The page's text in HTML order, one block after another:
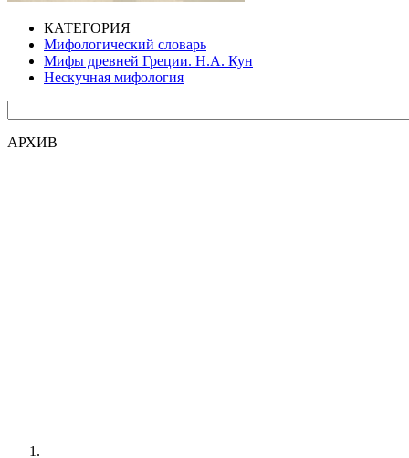
КАТЕГОРИЯ
Мифологический словарь
Мифы древней Греции. Н.А. Кун
Нескучная мифология
АРХИВ